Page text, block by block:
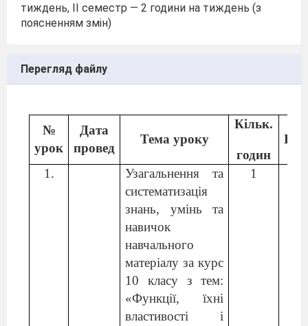
тиждень, II семестр — 2 години на тиждень (з
поясненням змін)
Перегляд файлу
№
урок
Дата
провед
Тема уроку
Кільк.
годин
1.
Узагальнення та
систематизація
знань, умінь та
навичок
навчального
матеріалу за курс
10 класу з тем:
«Функції, їхні
властивості і
1